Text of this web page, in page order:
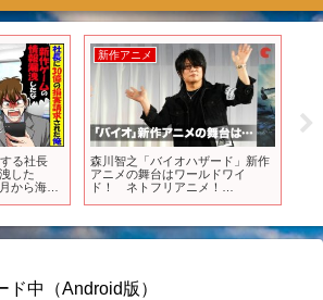
る社長
した
から海外
メ】【漫
新作アニメ
森川智之「バイオハザード」新作
アニメの舞台はワールドワイ
ド！ ネトフリアニメ！
中（Android版）